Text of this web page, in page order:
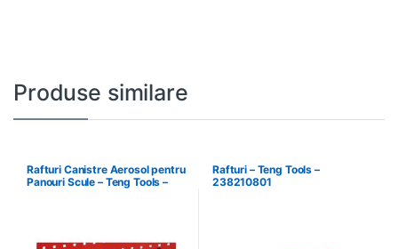
Produse similare
Rafturi Canistre Aerosol pentru
Panouri Scule – Teng Tools –
Rafturi – Teng Tools –
238210801